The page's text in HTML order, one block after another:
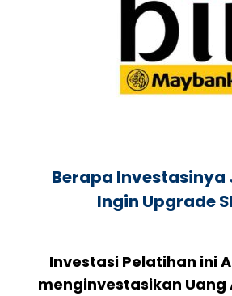
Berapa Investasinya
Ingin Upgrade
Investasi Pelatihan ini
menginvestasikan Uang